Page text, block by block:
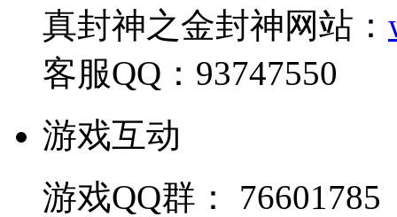
真封神之金封神网站：
客服QQ：93747550
游戏互动
游戏QQ群： 76601785